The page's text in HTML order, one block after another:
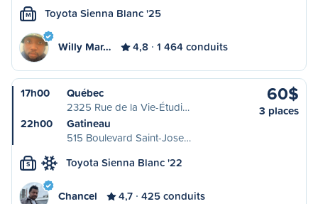
M Toyota Sienna Blanc '25
Willy Mar… 4,8 1 464 conduits
17h00
Québec
2325 Rue de la Vie-Étudi…
22h00
Gatineau
515 Boulevard Saint-Jose…
60$
3 places
S Toyota Sienna Blanc '22
Chancel 4,7 425 conduits